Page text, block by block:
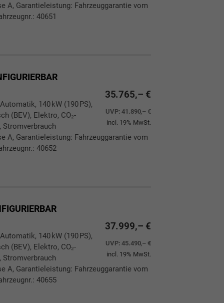
A, Garantieleistung: Fahrzeuggarantie vom
40651
35.765,– €
UVP:41.890,– €
incl. 19% MwSt.
140 kW (190 PS),
(BEV), Elektro, CO₂-
Stromverbrauch
A, Garantieleistung: Fahrzeuggarantie vom
40652
37.999,– €
UVP:45.490,– €
incl. 19% MwSt.
140 kW (190 PS),
(BEV), Elektro, CO₂-
Stromverbrauch
A, Garantieleistung: Fahrzeuggarantie vom
40655